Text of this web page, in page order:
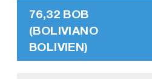
76,32 BOB
(BOLIVIANO
BOLIVIEN)